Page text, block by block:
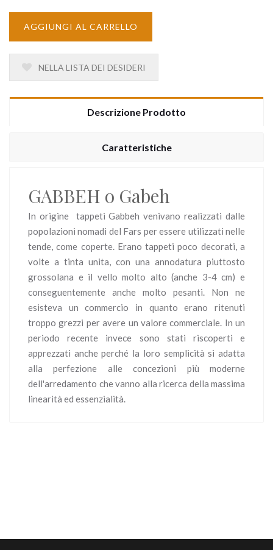
AGGIUNGI AL CARRELLO
NELLA LISTA DEI DESIDERI
Descrizione Prodotto
Caratteristiche
GABBEH o Gabeh
In origine tappeti Gabbeh venivano realizzati dalle
popolazioni nomadi del Fars per essere utilizzati nelle
tende, come coperte. Erano tappeti poco decorati, a
volte a tinta unita, con una annodatura piuttosto
grossolana e il vello molto alto (anche 3-4 cm) e
conseguentemente anche molto pesanti. Non ne
esisteva un commercio in quanto erano ritenuti
troppo grezzi per avere un valore commerciale. In un
periodo recente invece sono stati riscoperti e
apprezzati anche perché la loro semplicità si adatta
alla perfezione alle concezioni più moderne
dell'arredamento che vanno alla ricerca della massima
linearità ed essenzialità.